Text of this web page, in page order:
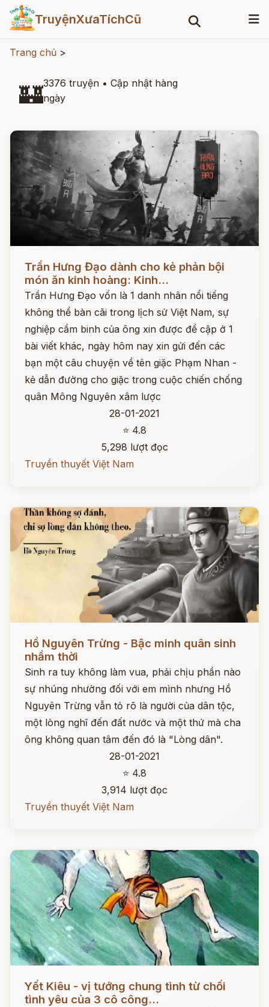
TruyệnXưaTíchCũ
Trang chủ >
🏰3376 truyện • Cập nhật hàng
ngày
Đọc ngay
Trần Hưng Đạo dành cho kẻ phản bội
món ăn kinh hoàng: Kinh...
Trần Hưng Đạo vốn là 1 danh nhân nổi tiếng
không thể bàn cãi trong lịch sử Việt Nam, sự
nghiệp cầm binh của ông xin được đề cập ở 1
bài viết khác, ngày hôm nay xin gửi đến các
bạn một câu chuyện về tên giặc Phạm Nhan -
kẻ dẫn đường cho giặc trong cuộc chiến chống
quân Mông Nguyên xâm lược
28-01-2021
⭐ 4.8
5,298 lượt đọc
Truyền thuyết Việt Nam
Đọc ngay
Hồ Nguyên Trừng - Bậc minh quân sinh
nhầm thời
Sinh ra tuy không làm vua, phải chịu phần nào
sự nhúng nhường đối với em mình nhưng Hồ
Nguyên Trừng vẫn tỏ rõ là người của dân tộc,
một lòng nghĩ đến đất nước và một thứ mà cha
ông không quan tâm đến đó là "Lòng dân".
28-01-2021
⭐ 4.8
3,914 lượt đọc
Truyền thuyết Việt Nam
Đọc ngay
Yết Kiêu - vị tướng chung tình từ chối
tình yêu của 3 cô công...